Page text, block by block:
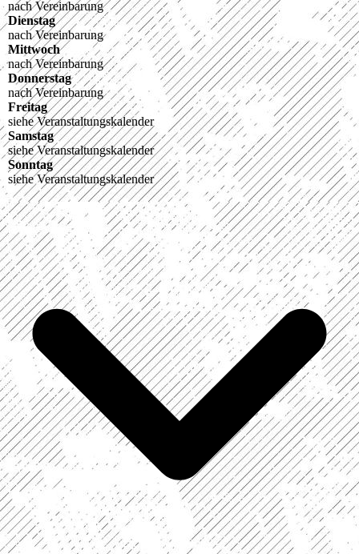
nach Vereinbarung
Dienstag
nach Vereinbarung
Mittwoch
nach Vereinbarung
Donnerstag
nach Vereinbarung
Freitag
siehe Veranstaltungskalender
Samstag
siehe Veranstaltungskalender
Sonntag
siehe Veranstaltungskalender